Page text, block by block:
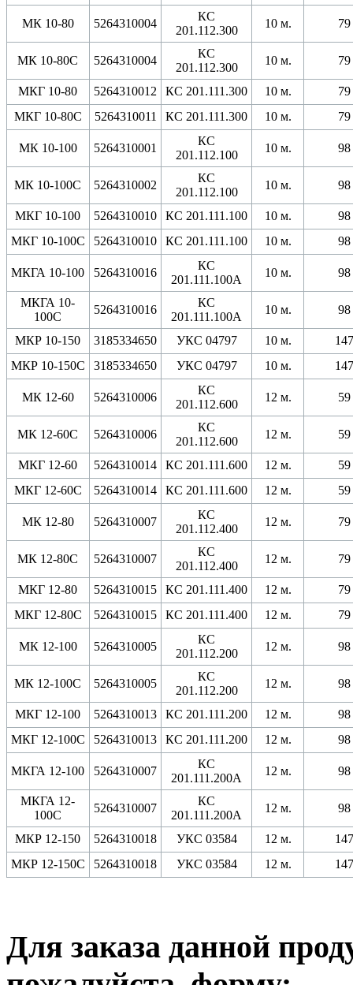
МК 10-80 5264310004
КС
201.112.300
10 м. 79
МК 10-80С 5264310004
КС
201.112.300
10 м. 79
МКГ 10-80 5264310012 КС 201.111.300 10 м.
79
МКГ 10-80С
5264310011 КС 201.111.300 10 м. 79
МК 10-100 5264310001
КС
201.112.100
10 м. 98
МК 10-100С 5264310002
КС
201.112.100
10 м. 98
МКГ 10-100 5264310010 КС 201.111.100 10 м.
98
МКГ 10-100С
5264310010 КС 201.111.100 10 м. 98
МКГА 10-100 5264310016
КС
201.111.100А
10 м. 98
МКГА 10-
100С
5264310016
КС
201.111.100А
10 м. 98
МКР 10-150 3185334650 УКС 04797 10 м.
147
МКР 10-150С
3185334650 УКС 04797 10 м. 147
МК 12-60 5264310006
КС
201.112.600
12 м. 59
МК 12-60С 5264310006
КС
201.112.600
12 м. 59
МКГ 12-60 5264310014 КС 201.111.600 12 м.
59
МКГ 12-60С
5264310014 КС 201.111.600 12 м. 59
МК 12-80 5264310007
КС
201.112.400
12 м. 79
МК 12-80С 5264310007
КС
201.112.400
12 м. 79
МКГ 12-80 5264310015 КС 201.111.400 12 м.
79
МКГ 12-80С
5264310015 КС 201.111.400 12 м. 79
МК 12-100 5264310005
КС
201.112.200
12 м. 98
МК 12-100С 5264310005
КС
201.112.200
12 м. 98
МКГ 12-100 5264310013 КС 201.111.200 12 м.
98
МКГ 12-100С
5264310013 КС 201.111.200 12 м. 98
МКГА 12-100 5264310007
КС
201.111.200А
12 м. 98
МКГА 12-
100С
5264310007
КС
201.111.200А
12 м. 98
МКР 12-150 5264310018 УКС 03584 12 м.
147
МКР 12-150С
5264310018 УКС 03584 12 м. 147
Для заказа данной